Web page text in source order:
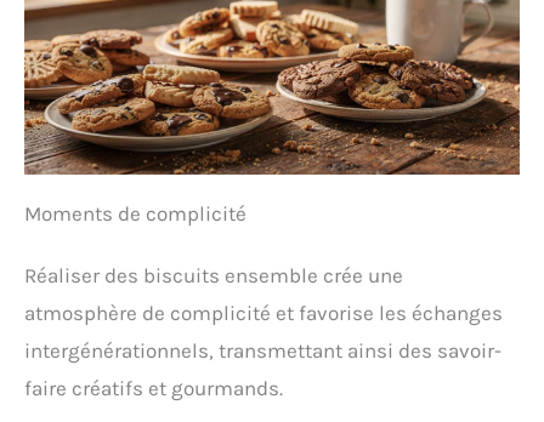
Moments de complicité
Réaliser des biscuits ensemble crée une
atmosphère de complicité et favorise les échanges
intergénérationnels, transmettant ainsi des savoir-
faire créatifs et gourmands.